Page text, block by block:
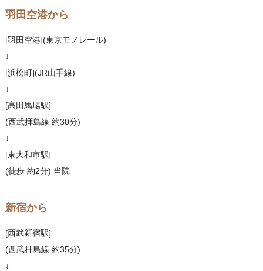
羽田空港から
[羽田空港](東京モノレール)
↓
[浜松町](JR山手線)
↓
[高田馬場駅]
(西武拝島線 約30分)
↓
[東大和市駅]
(徒歩 約2分) 当院
新宿から
[西武新宿駅]
(西武拝島線 約35分)
↓